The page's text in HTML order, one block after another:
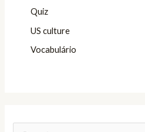
Quiz
US culture
Vocabulário